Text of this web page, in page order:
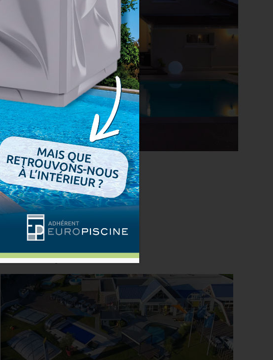
Contact rapide